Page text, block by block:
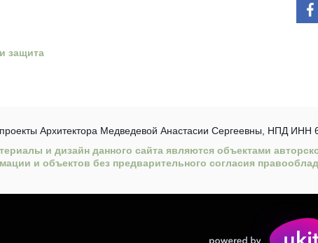
защита
Архитектора Медведевой Анастасии Сергеевны, НПД ИНН
и дизайн данного сайта являются объектами
и объектов без предварительного согласия